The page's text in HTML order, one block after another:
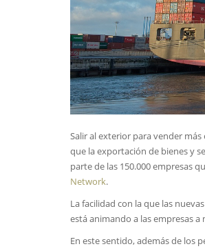
Salir al exterior para vender más
que la exportación de bienes y
parte de las 150.000 empresas
Network.
La facilidad con la que las
está animando a las empresas
En este sentido, además de los